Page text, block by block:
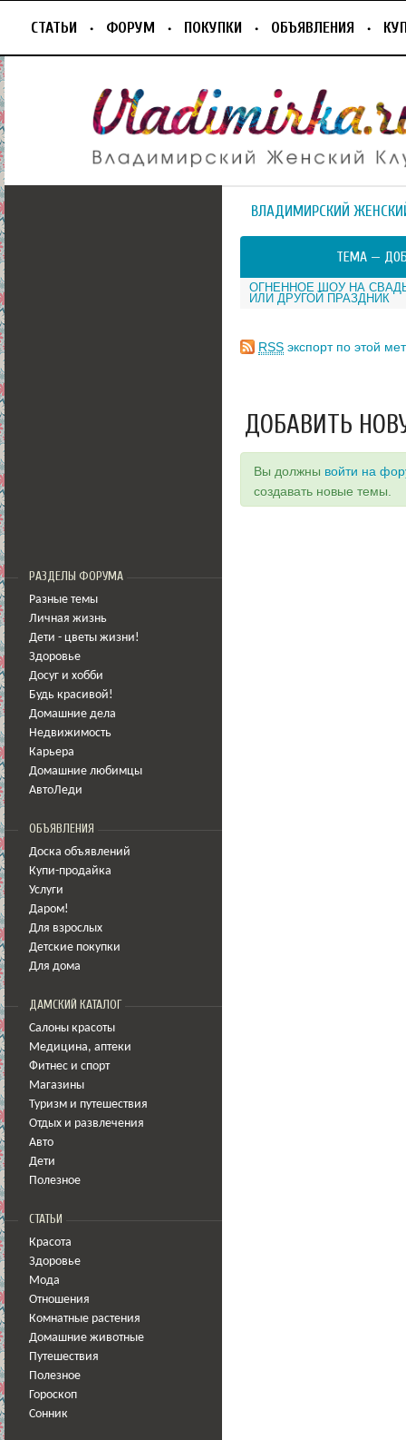
СТАТЬИ ФОРУМ ПОКУПКИ ОБЪЯВЛЕНИЯ
РАЗДЕЛЫ ФОРУМА
Разные темы
Личная жизнь
Дети - цветы жизни!
Здоровье
Досуг и хобби
Будь красивой!
Домашние дела
Недвижимость
Карьера
Домашние любимцы
АвтоЛеди
ОБЪЯВЛЕНИЯ
Доска объявлений
Купи-продайка
Услуги
Даром!
Для взрослых
Детские покупки
Для дома
ДАМСКИЙ КАТАЛОГ
Салоны красоты
Медицина, аптеки
Фитнес и спорт
Магазины
Туризм и путешествия
Отдых и развлечения
Авто
Дети
Полезное
СТАТЬИ
Красота
Здоровье
Мода
Отношения
Комнатные растения
Домашние животные
Путешествия
Полезное
Гороскоп
Сонник
ВЛАДИМИРСКИЙ
ТЕМА —
ОГНЕННОЕ ШОУ НА
ИЛИ ДРУГОЙ ПРАЗДНИК
RSS экспорт по этой
ДОБАВИТЬ
Вы должны войти на
создавать новые темы.